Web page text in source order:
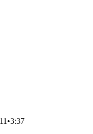
•3:37